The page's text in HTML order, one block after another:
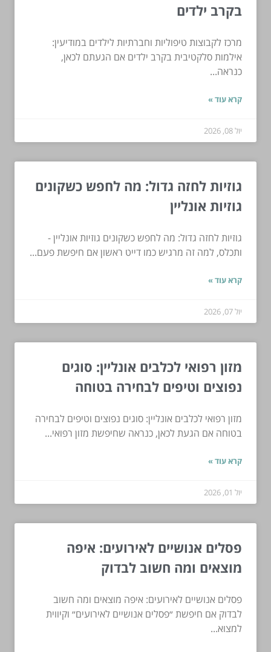
בקרב ילדים
מרכז לקבוצות טיפוליות וחברתיות לילדים במודיעין:
אילמות סלקטיבית בקרב ילדים אם הגעתם לכאן,
כנראה...
קרא עוד »
יול 08, 2026
גוזיות לחזה גדול: מה לחפש כשקונים
גוזיות אונליין
גוזיות לחזה גדול: מה לחפש כשקונים גוזיות אונליין -
ותכלס, למה זה מרגיש כמו דייט ראשון אם חיפשת פעם...
קרא עוד »
יול 07, 2026
מזון רפואי לכלבים אונליין: סוגים
נפוצים וטיפים לבחירה בטוחה
מזון רפואי לכלבים אונליין: סוגים נפוצים וטיפים לבחירה
בטוחה אם הגעת לכאן, כנראה שחיפשת מזון רפואי...
קרא עוד »
יול 01, 2026
פסלים אנושיים לאירועים: איפה
מוצאים ומה חשוב לבדוק
פסלים אנושיים לאירועים: איפה מוצאים ומה חשוב
לבדוק אם חיפשת ״פסלים אנושיים לאירועים״ וקיווית
למצוא...